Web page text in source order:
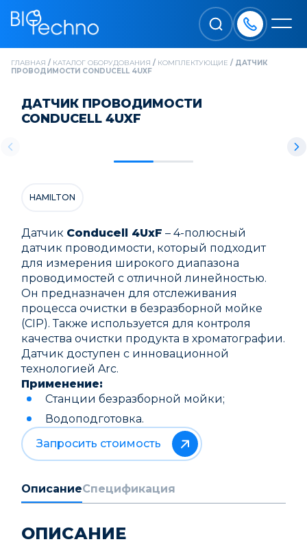
ГЛАВНАЯ / КАТАЛОГ ОБОРУДОВАНИЯ / КОМПЛЕКТУЮЩИЕ / ДАТЧИК
ПРОВОДИМОСТИ CONDUCELL 4UXF
ДАТЧИК ПРОВОДИМОСТИ
CONDUCELL 4UXF
HAMILTON
Датчик Conducell 4UxF – 4-полюсный
датчик проводимости, который подходит
для измерения широкого диапазона
проводимостей с отличной линейностью.
Он предназначен для отслеживания
процесса очистки в безразборной мойке
(CIP). Также используется для контроля
качества очистки продукта в хроматографии.
Датчик доступен с инновационной
технологией Arc.
Применение:
Станции безразборной мойки;
Водоподготовка.
Запросить стоимость
ОписаниеСпецификация
ОПИСАНИЕ